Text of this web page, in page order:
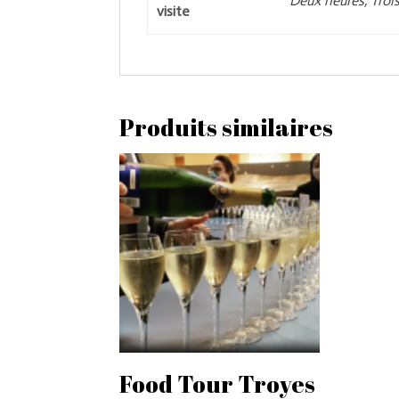
visite
Produits similaires
Food Tour Troyes